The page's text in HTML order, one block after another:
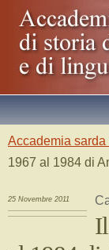
Accademia
1967 al 1984 di
25 Novembre 2011